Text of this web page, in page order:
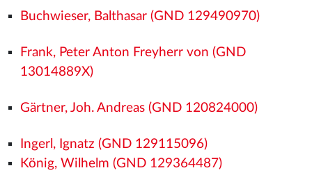
Buchwieser, Balthasar (GND 129490970)
Frank, Peter Anton Freyherr von (GND
13014889X)
Gärtner, Joh. Andreas (GND 120824000)
Ingerl, Ignatz (GND 129115096)
König, Wilhelm (GND 129364487)